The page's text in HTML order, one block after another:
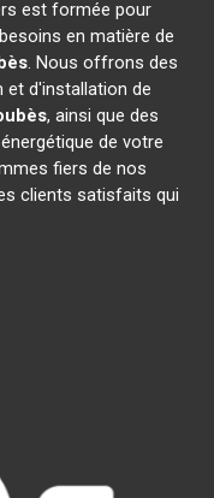
est formée pour
en matière de
. Nous offrons des
et d'installation de
, ainsi que des
de votre
fiers de nos
clients satisfaits qui